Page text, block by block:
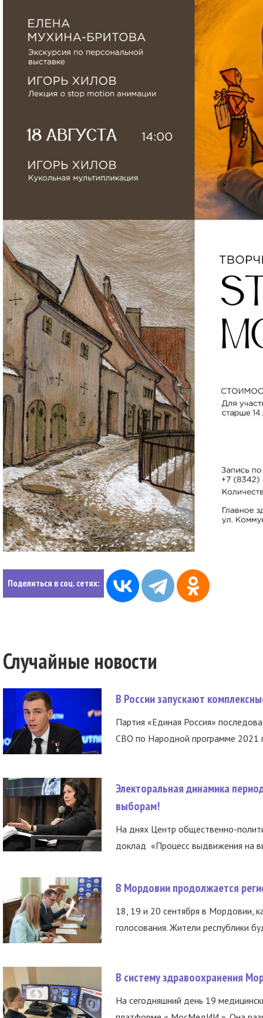
Поделиться в соц. сетях:
Случайные новости
В России запускают
Партия «Единая Россия»
СВО по Народной программе 2021
Электоральная динамика
выборам!
На днях Центр общественно-
доклад «Процесс выдвижения на
В Мордовии продолжается
18, 19 и 20 сентября в Мордовии,
голосования. Жители республики
В систему здравоохранения
На сегодняшний день 19